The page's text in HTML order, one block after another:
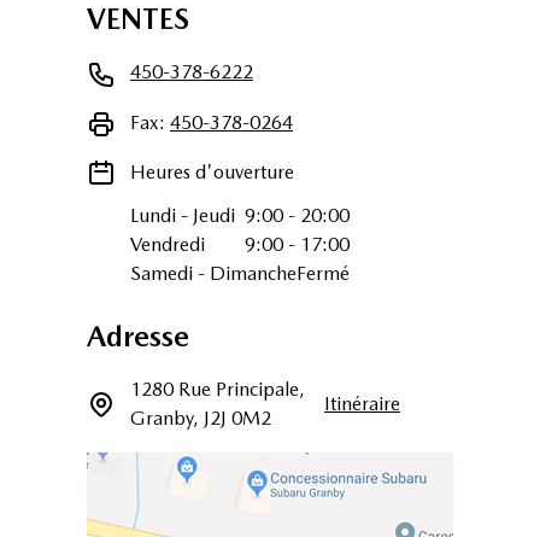
VENTES
450-378-6222
Fax: 450-378-0264
Heures d'ouverture
Lundi - Jeudi 9:00 - 20:00
Vendredi
9:00 - 17:00
Samedi - DimancheFermé
Adresse
1280 Rue Principale,
Granby, J2J 0M2
Itinéraire